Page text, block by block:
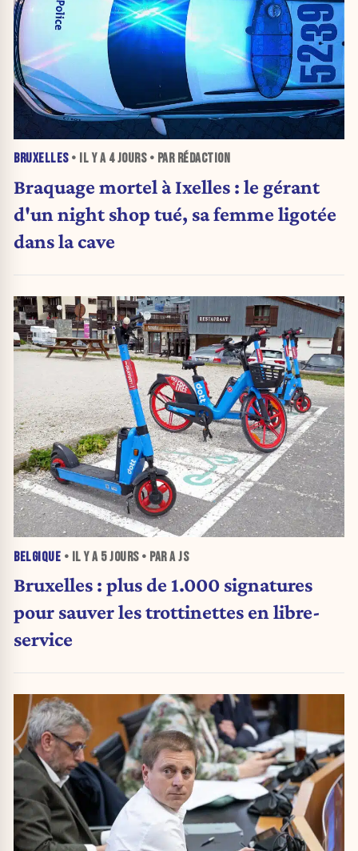
BRUXELLES• IL Y A 4 JOURS• PAR RÉDACTION
Braquage mortel à Ixelles : le gérant
d'un night shop tué, sa femme ligotée
dans la cave
BELGIQUE • IL Y A 5 JOURS• PAR A JS
Bruxelles : plus de 1.000 signatures
pour sauver les trottinettes en libre-
service